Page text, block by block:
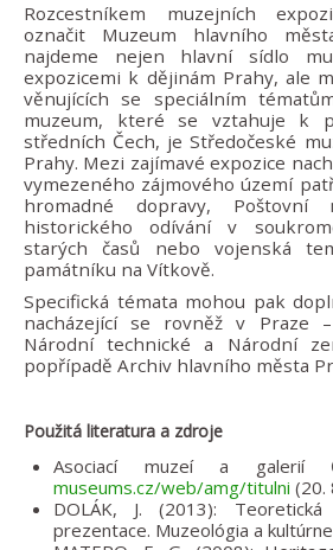
Rozcestníkem muzejních
označit Muzeum hlavního
najdeme nejen hlavní sídlo
expozicemi k dějinám Prahy, ale
věnujících se speciálním
muzeum, které se vztahuje k
středních Čech, je Středočeské
Prahy. Mezi zajímavé expozice
vymezeného zájmového území
hromadné dopravy, Poštovní
historického odívání v
starých časů nebo vojenská
památníku na Vítkově.
Specifická témata mohou pak
nacházející se rovněž v Praze
Národní technické a Národní
popřípadě Archiv hlavního města
Použitá literatura a zdroje
Asociací muzeí a galerií
museums.cz/web/amg/titulni (20.
DOLÁK, J. (2013): Teoretická
prezentace. Muzeológia a